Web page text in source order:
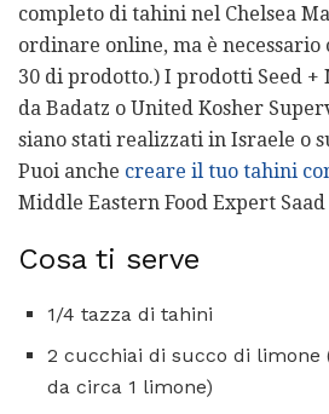
completo di tahini nel Chelsea
ordinare online, ma è
30 di prodotto.) I prodotti Seed
da Badatz o United Kosher
siano stati realizzati in Israele o
Puoi anche creare il tuo tahini
Middle Eastern Food Expert Saad
Cosa ti serve
1/4 tazza di tahini
2 cucchiai di succo di limone
da circa 1 limone)